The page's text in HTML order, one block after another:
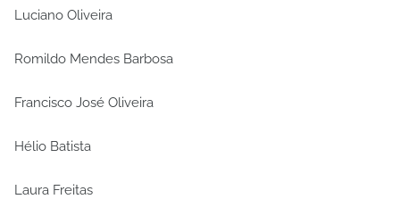
Luciano Oliveira
Romildo Mendes Barbosa
Francisco José Oliveira
Hélio Batista
Laura Freitas